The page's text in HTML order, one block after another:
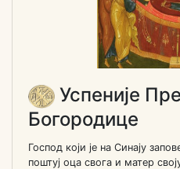
Успеније
Богородице
Господ који је на Синају
поштуј оца свога и матер